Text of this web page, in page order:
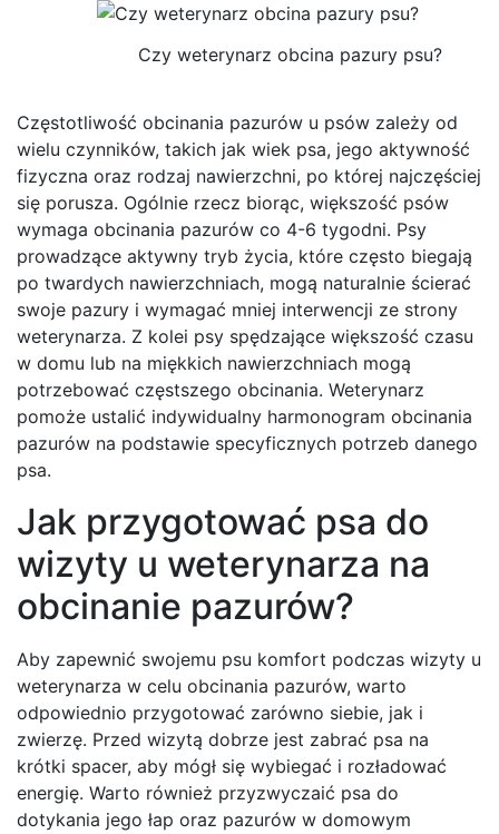
Czy weterynarz obcina pazury psu?
Częstotliwość obcinania pazurów u psów zależy od
wielu czynników, takich jak wiek psa, jego aktywność
fizyczna oraz rodzaj nawierzchni, po której najczęściej
się porusza. Ogólnie rzecz biorąc, większość psów
wymaga obcinania pazurów co 4-6 tygodni. Psy
prowadzące aktywny tryb życia, które często biegają
po twardych nawierzchniach, mogą naturalnie ścierać
swoje pazury i wymagać mniej interwencji ze strony
weterynarza. Z kolei psy spędzające większość czasu
w domu lub na miękkich nawierzchniach mogą
potrzebować częstszego obcinania. Weterynarz
pomoże ustalić indywidualny harmonogram obcinania
pazurów na podstawie specyficznych potrzeb danego
psa.
Jak przygotować psa do
wizyty u weterynarza na
obcinanie pazurów?
Aby zapewnić swojemu psu komfort podczas wizyty u
weterynarza w celu obcinania pazurów, warto
odpowiednio przygotować zarówno siebie, jak i
zwierzę. Przed wizytą dobrze jest zabrać psa na
krótki spacer, aby mógł się wybiegać i rozładować
energię. Warto również przyzwyczaić psa do
dotykania jego łap oraz pazurów w domowym